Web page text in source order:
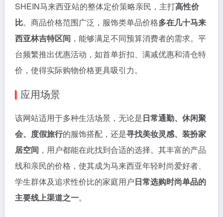
SHEIN马来西亚站的整体定价策略亲民，主打高性价
比。商品价格范围广泛，服饰类单品价格多在几十马来
西亚林吉特区间 ，能够满足不同预算消费者的需求。平
台频繁推出优惠活动，如首单折扣、满减优惠和清仓特
价，使得实际购物价格更具吸引力。
应用场景
该网站适用于多种生活场景，无论是日常通勤、休闲聚
会、度假旅行的服饰搭配，还是寻找美妆灵感、装扮家
居空间 ，用户都能在此找到合适的选择。其丰富的产品
线和亲民的价格，使其成为马来西亚年轻时尚爱好者、
学生群体及追求性价比的家庭用户日常选购时尚单品的
主要线上渠道之一。